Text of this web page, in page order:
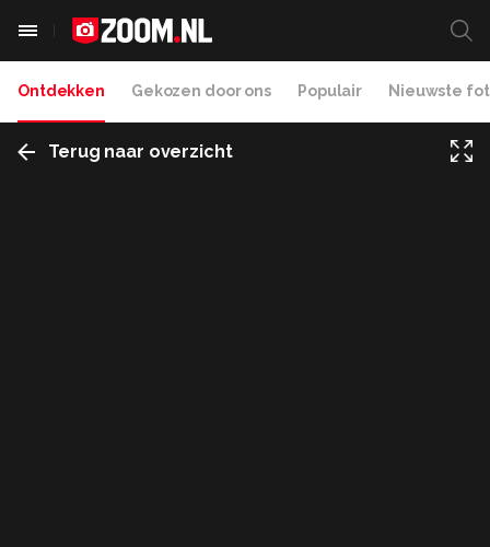
Ontdekken Gekozen door ons Populair Nieuwste
Terug naar overzicht